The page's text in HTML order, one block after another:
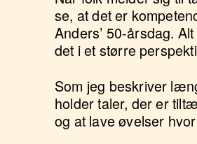
se, at det er
Anders’ 50-årsdag.
det i et større
Som jeg beskriver
holder taler, der er
og at lave øvelser